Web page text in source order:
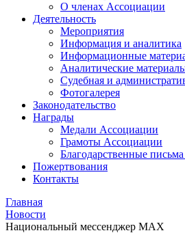
О членах Ассоциации
Деятельность
Мероприятия
Информация и аналитика
Информационные
Аналитические
Судебная и
Фотогалерея
Законодательство
Награды
Медали Ассоциации
Грамоты Ассоциации
Благодарственные
Пожертвования
Контакты
Главная
Новости
Национальный мессенджер MAX